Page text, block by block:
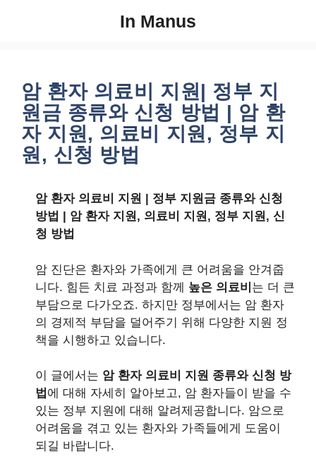
In Manus
암 환자 의료비 지원| 정부 지
원금 종류와 신청 방법 | 암 환
자 지원, 의료비 지원, 정부 지
원, 신청 방법
암 환자 의료비 지원 | 정부 지원금 종류와 신청
방법 | 암 환자 지원, 의료비 지원, 정부 지원, 신
청 방법
암 진단은 환자와 가족에게 큰 어려움을 안겨줍
니다. 힘든 치료 과정과 함께 높은 의료비 는 더 큰
부담으로 다가오죠. 하지만 정부에서는 암 환자
의 경제적 부담을 덜어주기 위해 다양한 지원 정
책을 시행하고 있습니다.
이 글에서는 암 환자 의료비 지원 종류와 신청 방
법 에 대해 자세히 알아보고, 암 환자들이 받을 수
있는 정부 지원에 대해 알려제공합니다. 암으로
어려움을 겪고 있는 환자와 가족들에게 도움이
되길 바랍니다.